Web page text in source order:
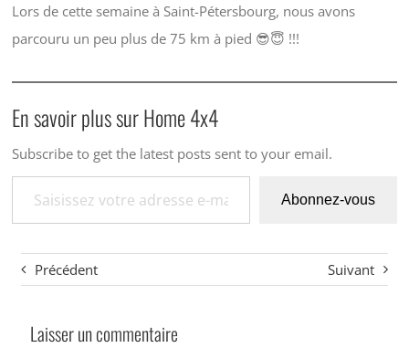
Lors de cette semaine à Saint-Pétersbourg, nous avons
parcouru un peu plus de 75 km à pied 😎😇 !!!
En savoir plus sur Home 4x4
Subscribe to get the latest posts sent to your email.
Saisissez votre adresse e-mail…
Abonnez-vous
Précédent Suivant
Laisser un commentaire